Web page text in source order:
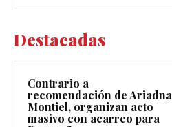
Destacadas
Contrario a
recomendación de Ariadna
Montiel, organizan acto
masivo con acarreo para